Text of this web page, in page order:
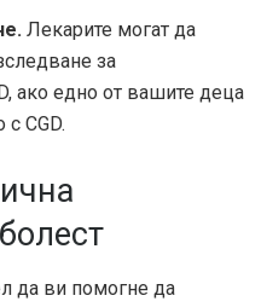
Лекарите могат да
за
ако едно от вашите деца
CGD.
да ви помогне да